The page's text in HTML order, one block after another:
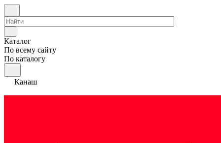
Каталог
По всему сайту
По каталогу
Канаш